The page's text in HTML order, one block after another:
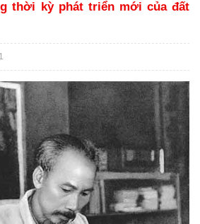
thời kỳ phát triển mới của đất